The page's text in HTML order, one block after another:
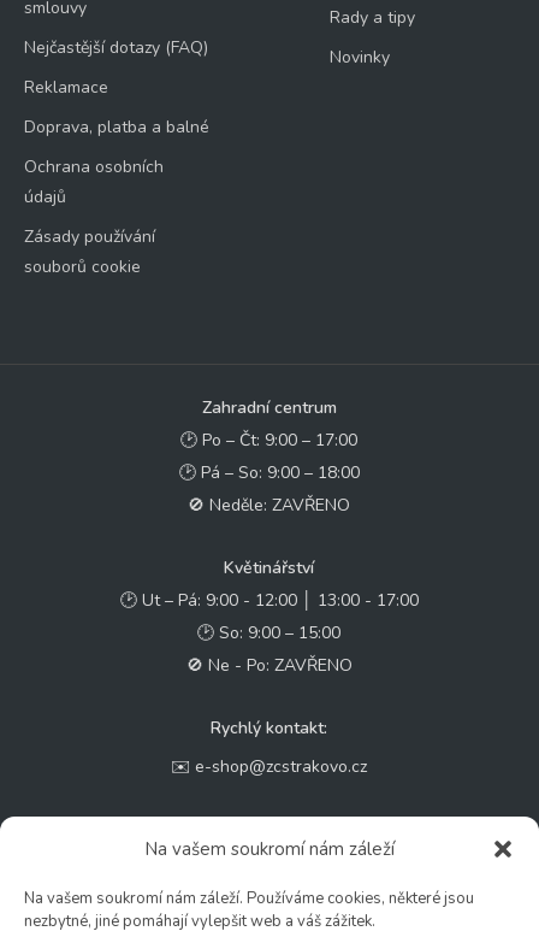
Na vašem soukromí nám záleží
Na vašem soukromí nám záleží. Používáme cookies, některé jsou
nezbytné, jiné pomáhají vylepšit web a váš zážitek.
smlouvy
Nejčastější dotazy (FAQ)
Reklamace
Doprava, platba a balné
Ochrana osobních
údajů
Zásady používání
souborů cookie
Rady a tipy
Novinky
Zahradní centrum
🕑 Po – Čt: 9:00 – 17:00
🕑 Pá – So: 9:00 – 18:00
🚫 Neděle: ZAVŘENO
Květinářství
🕑 Ut – Pá: 9:00 - 12:00 │ 13:00 - 17:00
🕑 So: 9:00 – 15:00
🚫 Ne - Po: ZAVŘENO
Rychlý kontakt:
✉️ e-shop@zcstrakovo.cz